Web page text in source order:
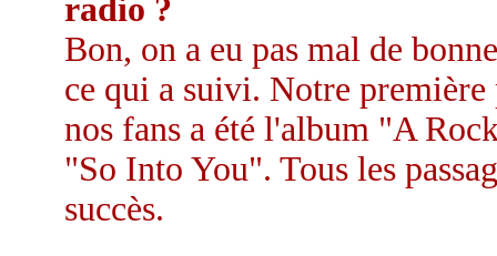
radio ?
Bon, on a eu pas mal de
ce qui a suivi. Notre première
nos fans a été l'album "A
"So Into You". Tous les
succès.